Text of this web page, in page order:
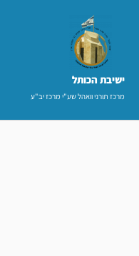
ישיבת הכותל​
מרכז תורני וואהל שע"י מרכז יב"ע